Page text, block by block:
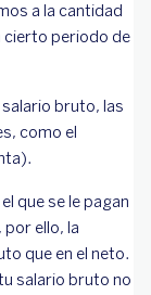
a la cantidad
cierto periodo de
bruto, las
como el
que se le pagan
ello, la
que en el neto.
salario bruto no